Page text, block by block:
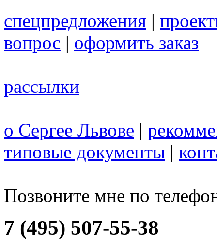
спецпредложения |
вопрос | оформить заказ
рассылки
о Сергее Львове |
типовые документы |
Позвоните мне по
7 (495) 507-55-38